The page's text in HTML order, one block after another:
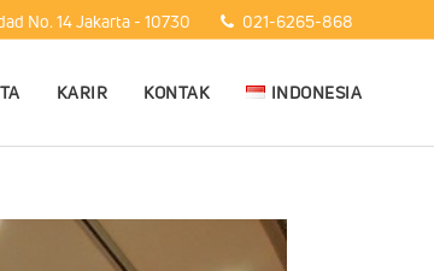
No. 14 Jakarta - 10730 021-6265-868
KARIR KONTAK INDONESIA